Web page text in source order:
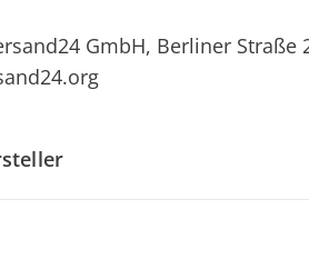
GmbH, Berliner Straße